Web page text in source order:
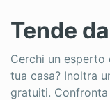
Pavimenti
Piastrellista
Tende
Cerchi un esperto
tua casa? Inoltra
gratuiti. Confronta